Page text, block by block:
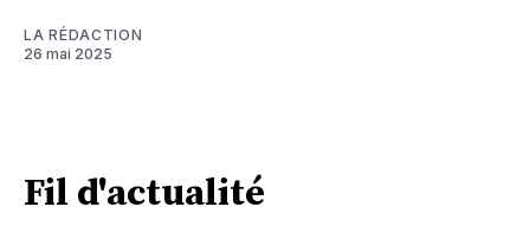
LA RÉDACTION
26 mai 2025
Fil d'actualité